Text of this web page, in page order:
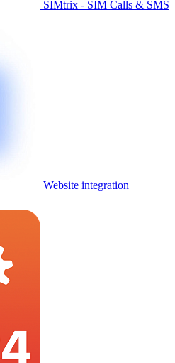
SIMtrix - SIM Calls & SMS
Website integration